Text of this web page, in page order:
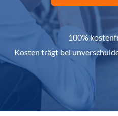
100%
Kosten trägt bei